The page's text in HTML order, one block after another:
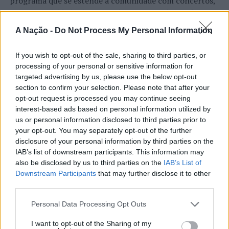
A Nação - Do Not Process My Personal Information
If you wish to opt-out of the sale, sharing to third parties, or
processing of your personal or sensitive information for
targeted advertising by us, please use the below opt-out
section to confirm your selection. Please note that after your
opt-out request is processed you may continue seeing
interest-based ads based on personal information utilized by
us or personal information disclosed to third parties prior to
your opt-out. You may separately opt-out of the further
disclosure of your personal information by third parties on the
IAB’s list of downstream participants. This information may
also be disclosed by us to third parties on the IAB’s List of
Downstream Participants that may further disclose it to other
Personal Data Processing Opt Outs
I want to opt-out of the Sharing of my
DJ sets e atividades junto ao rio. O evento é uma das
etapas do Nortada Ocean Rides, circuito que em 2026
passa também por Sines, Peniche, Viana do Castelo, Vila
A iniciativa pretende aproximar a prática dos desportos
de vento das comunidades costeiras, promovendo o
território através do mar e das suas condições naturais.
Nas palavras de Pedro Mota, De todas as etapas do
Nortada Ocean Rides, este evento é o que mais precisa
da “nortada” como apoio, porque sem vento não há
kitesurf.
A presença da Nortada vai mais uma vez, alem da
competição. O que queremos é fazer parte deste
visitantes e a comunidade local. Que a marca Nortada
CONTINUAR A LER
ATUALIDADE
Cinco projetos de Cascais finalistas
em iniciativa europeia
Publicado 20 horas atrás on 05/08/2026
Ígor Lopes